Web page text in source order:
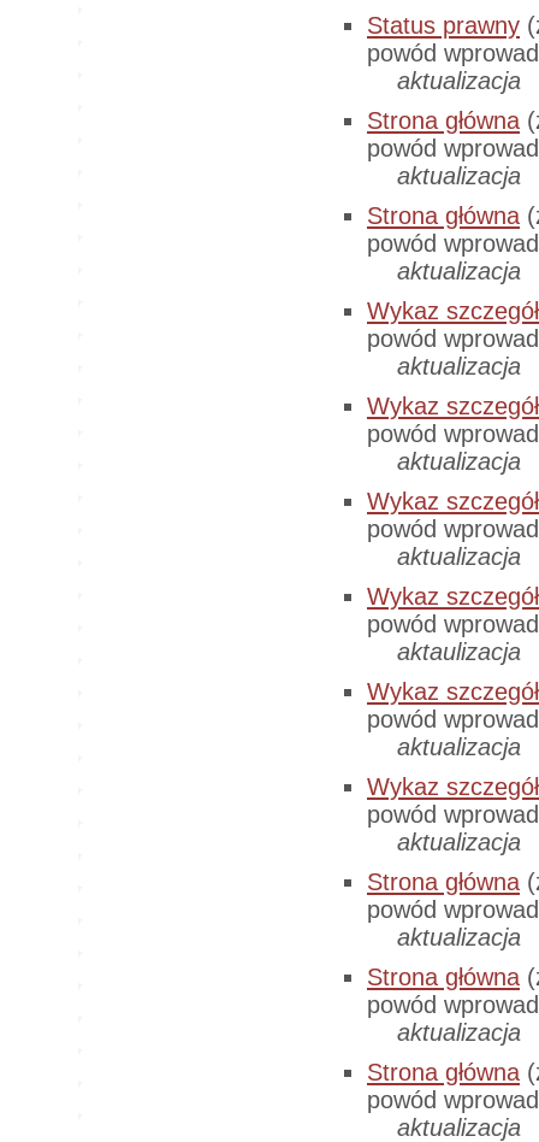
Status prawny
powód
aktualizacja
Strona główna
powód
aktualizacja
Strona główna
powód
aktualizacja
Wykaz
powód
aktualizacja
Wykaz
powód
aktualizacja
Wykaz
powód
aktualizacja
Wykaz
powód
aktaulizacja
Wykaz
powód
aktualizacja
Wykaz
powód
aktualizacja
Strona główna
powód
aktualizacja
Strona główna
powód
aktualizacja
Strona główna
powód
aktualizacja